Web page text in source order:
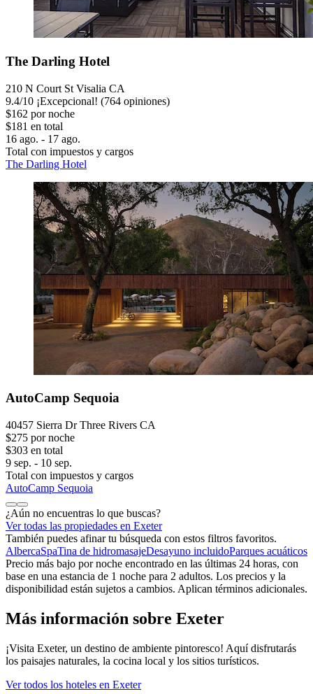
The Darling Hotel
210 N Court St Visalia CA
9.4/10 ¡Excepcional! (764 opiniones)
$162 por noche
$181 en total
16 ago. - 17 ago.
Total con impuestos y cargos
The Darling Hotel
AutoCamp Sequoia
40457 Sierra Dr Three Rivers CA
$275 por noche
$303 en total
9 sep. - 10 sep.
Total con impuestos y cargos
AutoCamp Sequoia
¿Aún no encuentras lo que buscas?
Ver todas las propiedades en Exeter
También puedes afinar tu búsqueda con estos filtros favoritos.
AlbercaSpaTina de hidromasajeDesayuno incluidoParques acuáticos
Precio más bajo por noche encontrado en las últimas 24 horas, con
base en una estancia de 1 noche para 2 adultos. Los precios y la
disponibilidad están sujetos a cambios. Aplican términos adicionales.
Más información sobre Exeter
¡Visita Exeter, un destino de ambiente pintoresco! Aquí disfrutarás
los paisajes naturales, la cocina local y los sitios turísticos.
Ver todos los hoteles en Exeter